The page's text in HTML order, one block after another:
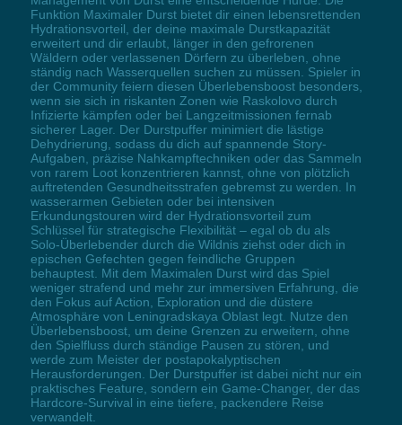
Funktion Maximaler Durst bietet dir einen lebensrettenden
Hydrationsvorteil, der deine maximale Durstkapazität
erweitert und dir erlaubt, länger in den gefrorenen
Wäldern oder verlassenen Dörfern zu überleben, ohne
ständig nach Wasserquellen suchen zu müssen. Spieler in
der Community feiern diesen Überlebensboost besonders,
wenn sie sich in riskanten Zonen wie Raskolovo durch
Infizierte kämpfen oder bei Langzeitmissionen fernab
sicherer Lager. Der Durstpuffer minimiert die lästige
Dehydrierung, sodass du dich auf spannende Story-
Aufgaben, präzise Nahkampftechniken oder das Sammeln
von rarem Loot konzentrieren kannst, ohne von plötzlich
auftretenden Gesundheitsstrafen gebremst zu werden. In
wasserarmen Gebieten oder bei intensiven
Erkundungstouren wird der Hydrationsvorteil zum
Schlüssel für strategische Flexibilität – egal ob du als
Solo-Überlebender durch die Wildnis ziehst oder dich in
epischen Gefechten gegen feindliche Gruppen
behauptest. Mit dem Maximalen Durst wird das Spiel
weniger strafend und mehr zur immersiven Erfahrung, die
den Fokus auf Action, Exploration und die düstere
Atmosphäre von Leningradskaya Oblast legt. Nutze den
Überlebensboost, um deine Grenzen zu erweitern, ohne
den Spielfluss durch ständige Pausen zu stören, und
werde zum Meister der postapokalyptischen
Herausforderungen. Der Durstpuffer ist dabei nicht nur ein
praktisches Feature, sondern ein Game-Changer, der das
Hardcore-Survival in eine tiefere, packendere Reise
verwandelt.